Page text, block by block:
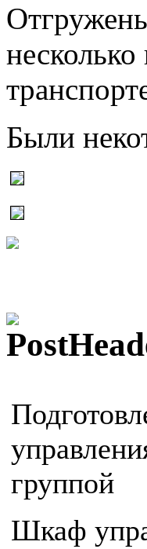
Были
группой
Шкаф